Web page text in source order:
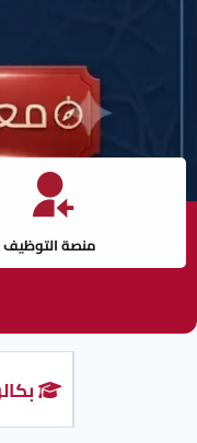
منصة التوظيف
المنشور